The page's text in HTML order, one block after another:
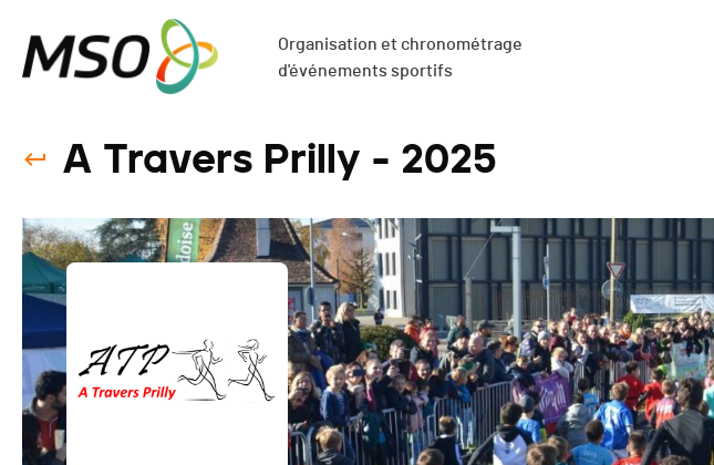
Organisation et chronométrage
d'événements sportifs
A Travers Prilly - 2025